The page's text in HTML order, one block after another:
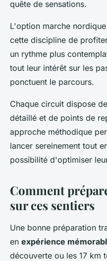
quête de sensations.
L'option marche
cette discipline de
un rythme plus
tout leur intérêt sur les
ponctuent le parcours.
Chaque circuit dispose
détaillé et de points de
approche méthodique
lancer sereinement tout
possibilité d'optimiser
Comment
sur ces sentiers
Une bonne préparation
en expérience
découverte ou les 17 km